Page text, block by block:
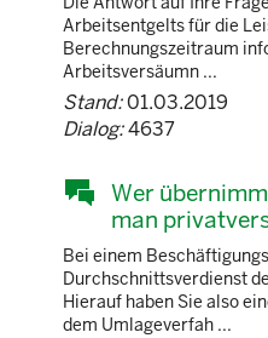
Arbeitsentgelts für die
Berechnungszeitraum
Arbeitsversäumn ...
Stand:01.03.2019
Dialog:4637
Wer
man
Bei einem
Durchschnittsverdienst
Hierauf haben Sie also
dem Umlageverfah ...